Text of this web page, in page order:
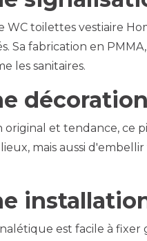
WC toilettes vestiaire
Sa fabrication en
les sanitaires.
original et tendance,
mais aussi
est facile à